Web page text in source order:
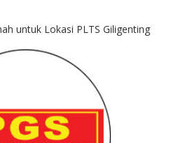
untuk Lokasi PLTS Giligenting